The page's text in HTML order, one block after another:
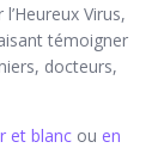
Virus,
témoigner
docteurs,
et blanc ou en